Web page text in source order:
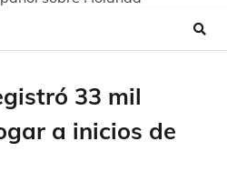
33 mil
a inicios de